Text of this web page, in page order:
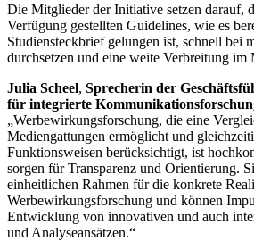
Die Mitglieder der Initiative setzen darauf,
Verfügung gestellten Guidelines, wie es
Studiensteckbrief gelungen ist, schnell bei
durchsetzen und eine weite Verbreitung im
Julia Scheel, Sprecherin der
für integrierte
„Werbewirkungsforschung, die eine
Mediengattungen ermöglicht und
Funktionsweisen berücksichtigt, ist
sorgen für Transparenz und Orientierung.
einheitlichen Rahmen für die konkrete
Werbewirkungsforschung und können
Entwicklung von innovativen und auch
und Analyseansätzen.“